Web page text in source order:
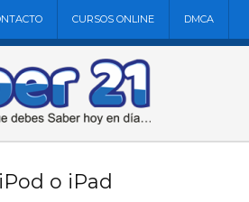
CURSOS ONLINE DMCA
o iPad